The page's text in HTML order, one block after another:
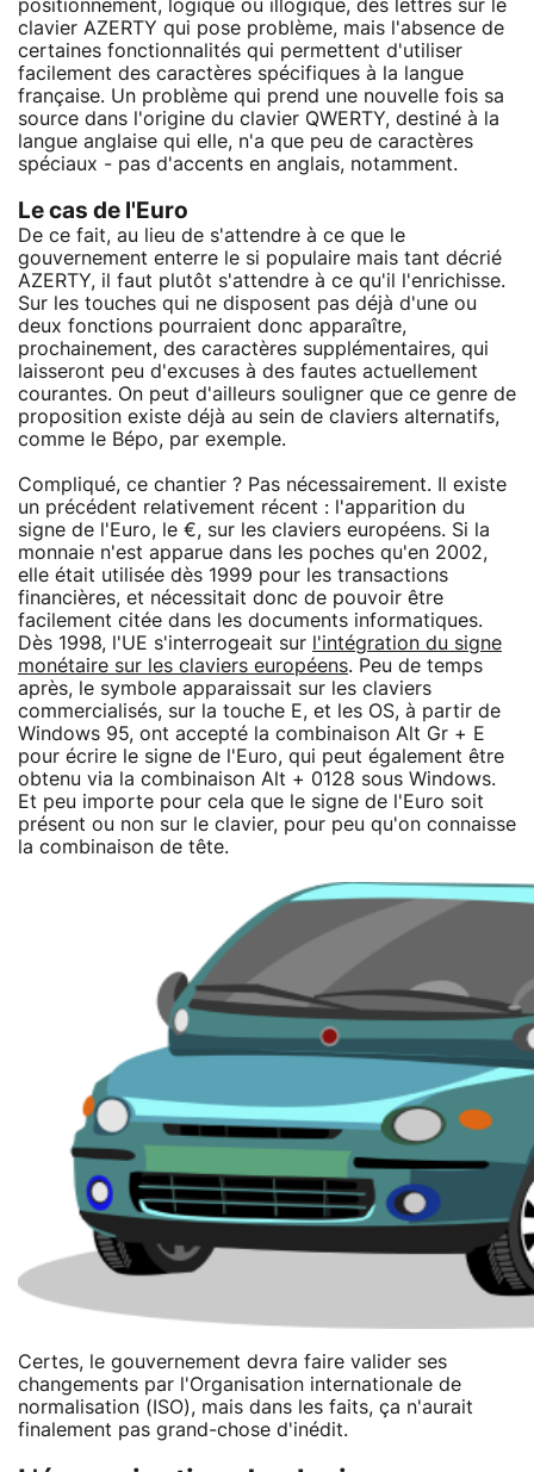
positionnement, logique ou illogique, des lettres sur le
clavier AZERTY qui pose problème, mais l'absence de
certaines fonctionnalités qui permettent d'utiliser
facilement des caractères spécifiques à la langue
française. Un problème qui prend une nouvelle fois sa
source dans l'origine du clavier QWERTY, destiné à la
langue anglaise qui elle, n'a que peu de caractères
spéciaux - pas d'accents en anglais, notamment.
Le cas de l'Euro
De ce fait, au lieu de s'attendre à ce que le
gouvernement enterre le si populaire mais tant décrié
AZERTY, il faut plutôt s'attendre à ce qu'il l'enrichisse.
Sur les touches qui ne disposent pas déjà d'une ou
deux fonctions pourraient donc apparaître,
prochainement, des caractères supplémentaires, qui
laisseront peu d'excuses à des fautes actuellement
courantes. On peut d'ailleurs souligner que ce genre de
proposition existe déjà au sein de claviers alternatifs,
comme le Bépo, par exemple.
Compliqué, ce chantier ? Pas nécessairement. Il existe
un précédent relativement récent : l'apparition du
signe de l'Euro, le €, sur les claviers européens. Si la
monnaie n'est apparue dans les poches qu'en 2002,
elle était utilisée dès 1999 pour les transactions
financières, et nécessitait donc de pouvoir être
facilement citée dans les documents informatiques.
Dès 1998, l'UE s'interrogeait sur
l'intégration du signe
monétaire sur les claviers européens. Peu de temps
après, le symbole apparaissait sur les claviers
commercialisés, sur la touche E, et les OS, à partir de
Windows 95, ont accepté la combinaison Alt Gr + E
pour écrire le signe de l'Euro, qui peut également être
obtenu via la combinaison Alt + 0128 sous Windows.
Et peu importe pour cela que le signe de l'Euro soit
présent ou non sur le clavier, pour peu qu'on connaisse
la combinaison de tête.
Certes, le gouvernement devra faire valider ses
changements par l'Organisation internationale de
normalisation (ISO), mais dans les faits, ça n'aurait
finalement pas grand-chose d'inédit.